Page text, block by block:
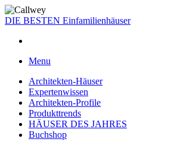
DIE BESTEN Einfamilienhäuser
Menu
Architekten-Häuser
Expertenwissen
Architekten-Profile
Produkttrends
HÄUSER DES JAHRES
Buchshop